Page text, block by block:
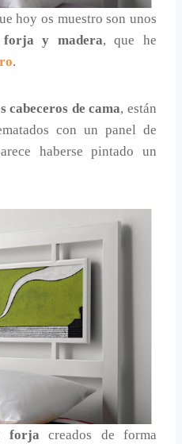
hoy os muestro son unos
forja y madera, que he
.
cabeceros de cama, están
con un panel de
haberse pintado un
forja creados de forma